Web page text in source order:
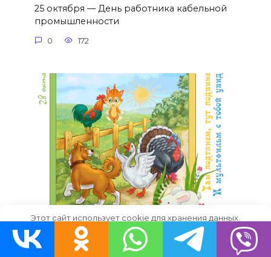
25 октября — День работника кабельной
промышленности
0 172
Гифки Международный день
анимации (6 картинок)
28 октября — Международный день
Этот сайт использует cookie для хранения данных.
Продолжая использовать сайт, Вы даете свое согласие на
работу с этими файлами.
OK